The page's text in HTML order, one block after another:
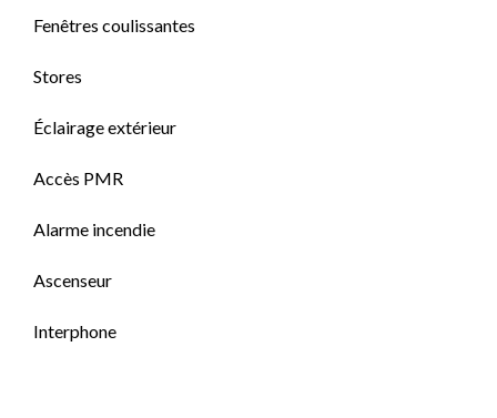
Fenêtres coulissantes
Stores
Éclairage extérieur
Accès PMR
Alarme incendie
Ascenseur
Interphone